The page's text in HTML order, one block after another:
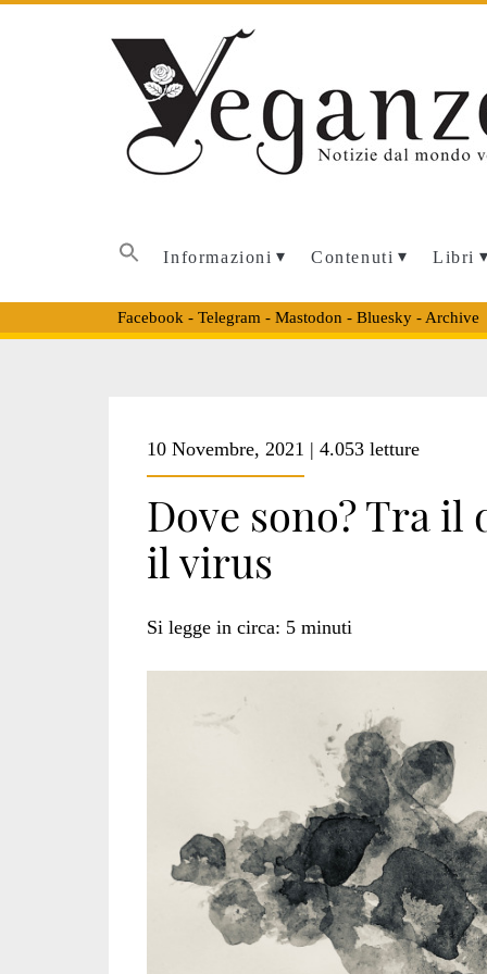
Informazioni Contenuti Libri
Facebook - Telegram - Mastodon - Bluesky- Archive
<span>diritti
umani</span>
10 Novembre, 2021 | 4.053 letture
Dove sono? Tra il
il virus
Si legge in circa: 5 minuti